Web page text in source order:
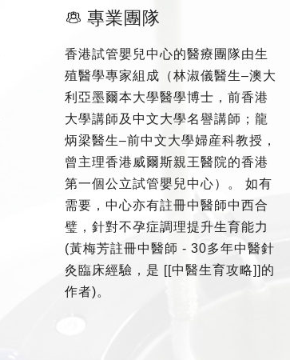
專業團隊
香港試管嬰兒中心的醫療團隊由生
殖醫學專家組成（林淑儀醫生–澳大
利亞墨爾本大學醫學博士，前香港
大學講師及中文大學名譽講師；龍
炳梁醫生–前中文大學婦産科教授，
曾主理香港威爾斯親王醫院的香港
第一個公立試管嬰兒中心）。 如有
需要，中心亦有註冊中醫師中西合
璧，針對不孕症調理提升生育能力
(黃梅芳註冊中醫師 - 30多年中醫針
灸臨床經驗，是 [[中醫生育攻略]]的
作者)。